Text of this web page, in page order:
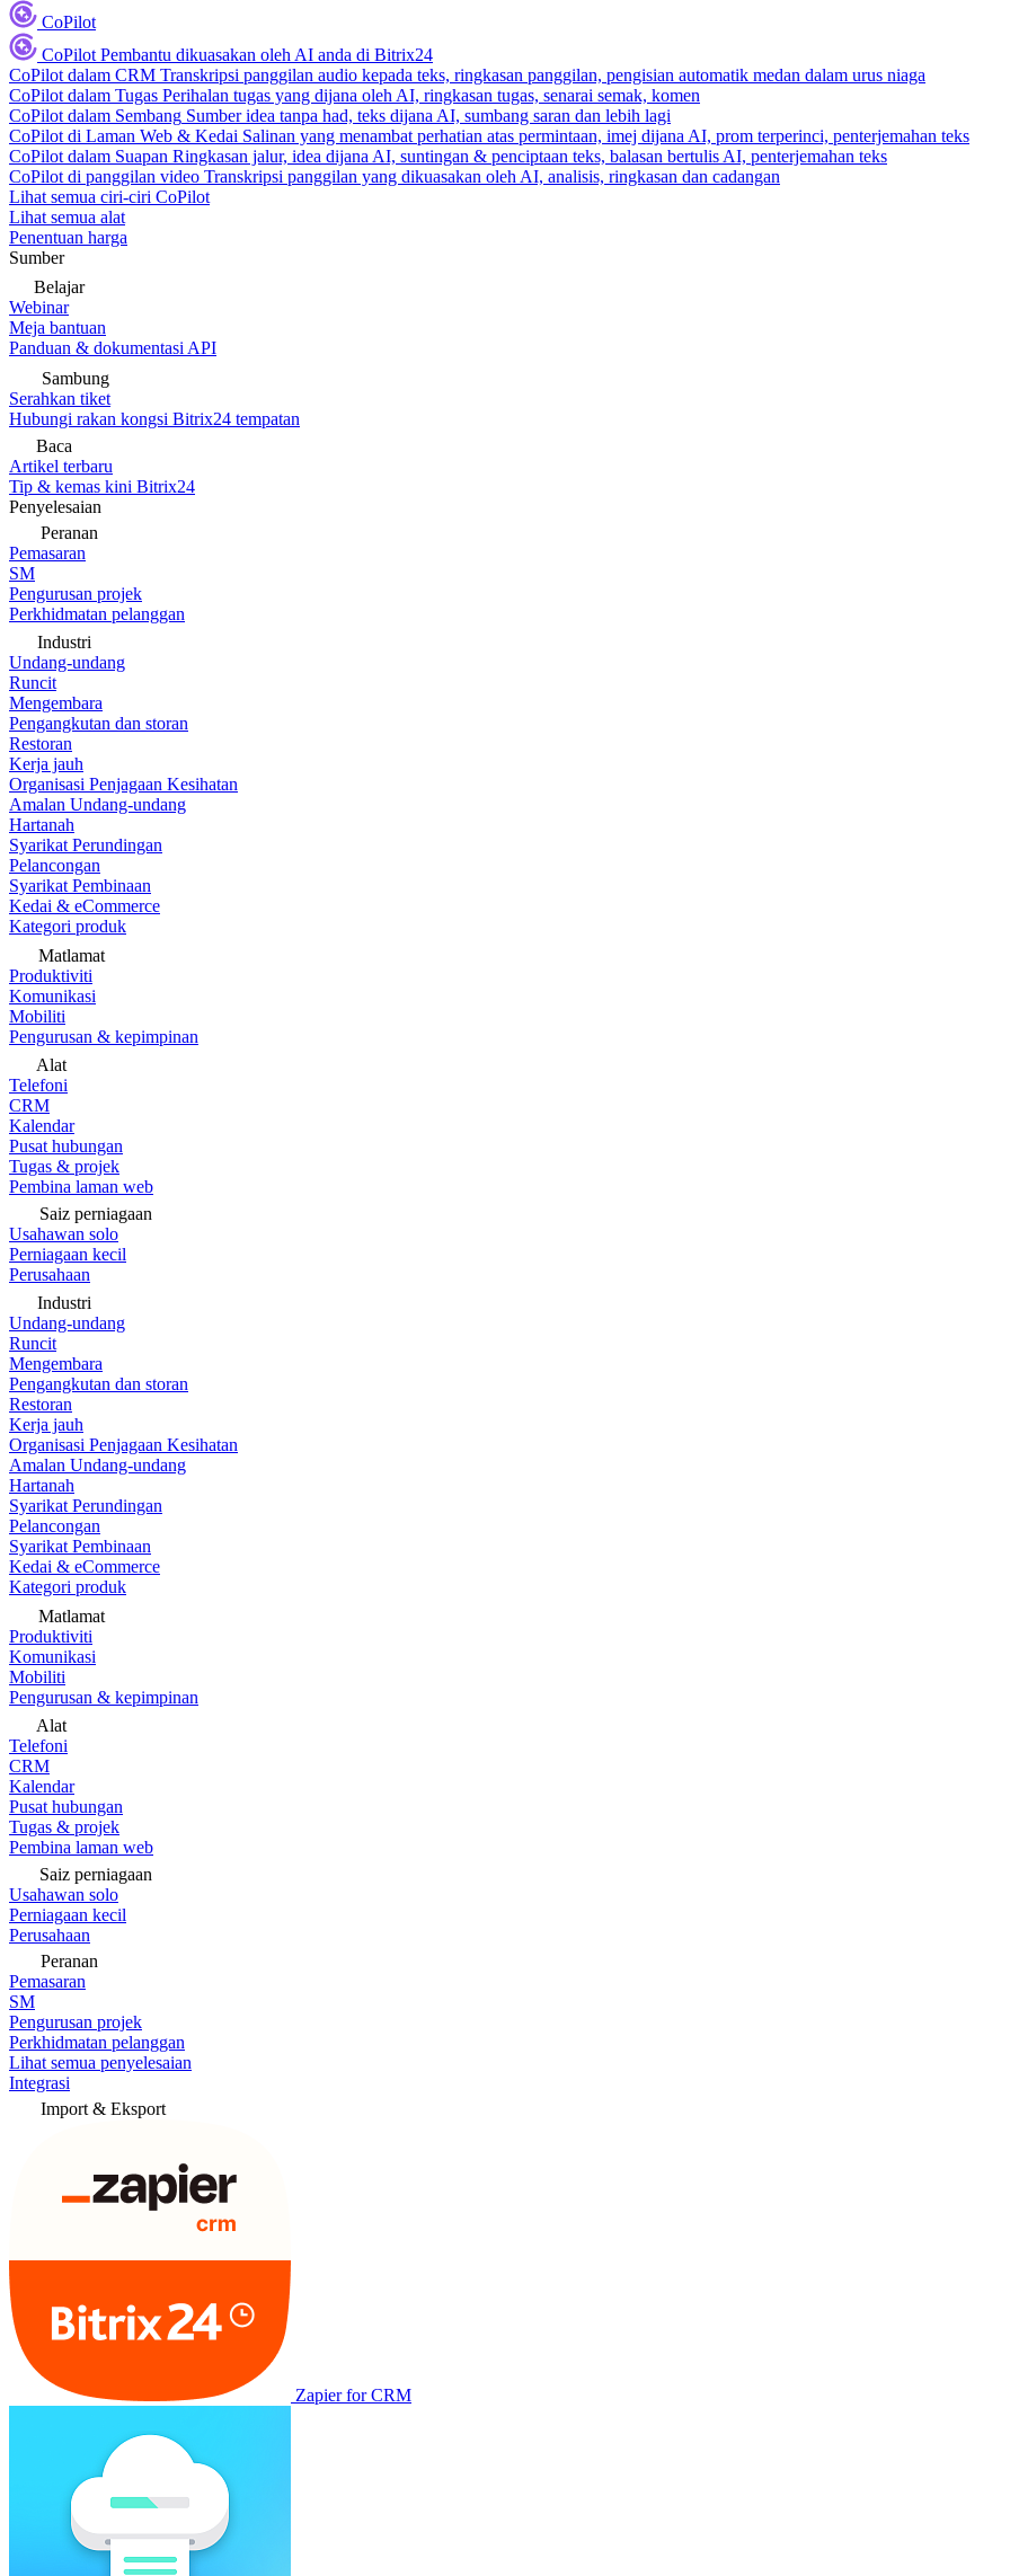
CoPilot
CoPilot Pembantu dikuasakan oleh AI anda di Bitrix24
CoPilot dalam CRM Transkripsi panggilan audio kepada teks, ringkasan panggilan, pengisian automatik medan dalam urus niaga
CoPilot dalam Tugas Perihalan tugas yang dijana oleh AI, ringkasan tugas, senarai semak, komen
CoPilot dalam Sembang Sumber idea tanpa had, teks dijana AI, sumbang saran dan lebih lagi
CoPilot di Laman Web & Kedai Salinan yang menambat perhatian atas permintaan, imej dijana AI, prom terperinci, penterjemahan teks
CoPilot dalam Suapan Ringkasan jalur, idea dijana AI, suntingan & penciptaan teks, balasan bertulis AI, penterjemahan teks
CoPilot di panggilan video Transkripsi panggilan yang dikuasakan oleh AI, analisis, ringkasan dan cadangan
Lihat semua ciri-ciri CoPilot
Lihat semua alat
Penentuan harga
Sumber
Belajar
Webinar
Meja bantuan
Panduan & dokumentasi API
Sambung
Serahkan tiket
Hubungi rakan kongsi Bitrix24 tempatan
Baca
Artikel terbaru
Tip & kemas kini Bitrix24
Penyelesaian
Peranan
Pemasaran
SM
Pengurusan projek
Perkhidmatan pelanggan
Industri
Undang-undang
Runcit
Mengembara
Pengangkutan dan storan
Restoran
Kerja jauh
Organisasi Penjagaan Kesihatan
Amalan Undang-undang
Hartanah
Syarikat Perundingan
Pelancongan
Syarikat Pembinaan
Kedai & eCommerce
Kategori produk
Matlamat
Produktiviti
Komunikasi
Mobiliti
Pengurusan & kepimpinan
Alat
Telefoni
CRM
Kalendar
Pusat hubungan
Tugas & projek
Pembina laman web
Saiz perniagaan
Usahawan solo
Perniagaan kecil
Perusahaan
Industri
Undang-undang
Runcit
Mengembara
Pengangkutan dan storan
Restoran
Kerja jauh
Organisasi Penjagaan Kesihatan
Amalan Undang-undang
Hartanah
Syarikat Perundingan
Pelancongan
Syarikat Pembinaan
Kedai & eCommerce
Kategori produk
Matlamat
Produktiviti
Komunikasi
Mobiliti
Pengurusan & kepimpinan
Alat
Telefoni
CRM
Kalendar
Pusat hubungan
Tugas & projek
Pembina laman web
Saiz perniagaan
Usahawan solo
Perniagaan kecil
Perusahaan
Peranan
Pemasaran
SM
Pengurusan projek
Perkhidmatan pelanggan
Lihat semua penyelesaian
Integrasi
Import & Eksport
Zapier for CRM